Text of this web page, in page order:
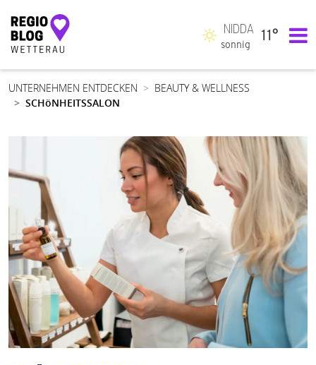
Hauptnavigation
NIDDA
sonnig
11°
UNTERNEHMEN ENTDECKEN
BEAUTY & WELLNESS
SCHöNHEITSSALON